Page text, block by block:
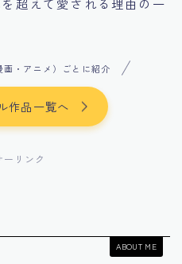
・アニメ）ごとに紹介
作品一覧へ
ーリンク
ABOUT ME